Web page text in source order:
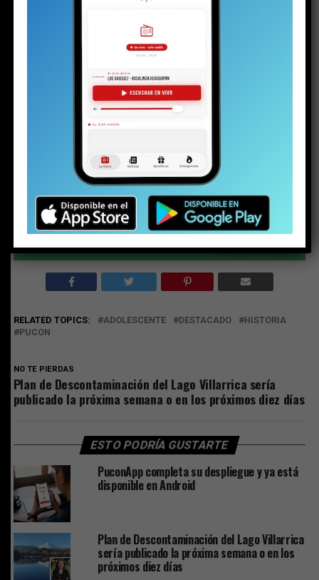
quizás, el padre —y todos lo que lo dejaron tirado—
lleguen a tiempo.
Apoya el periodismo local e independiente
haciéndote socio de La Voz de Pucón)
Facebook X
RELATED TOPICS: ADOLESCENTE DESTACADO
HISTORIA
PUCON
NO TE PIERDAS
Plan de Descontaminación del Lago Villarrica sería
publicado la próxima semana o en los próximos diez días
ESTO PODRÍA GUSTARTE
PuconApp completa su despliegue y ya está
disponible en Android
Plan de Descontaminación del Lago Villarrica
sería publicado la próxima semana o en los
próximos diez días